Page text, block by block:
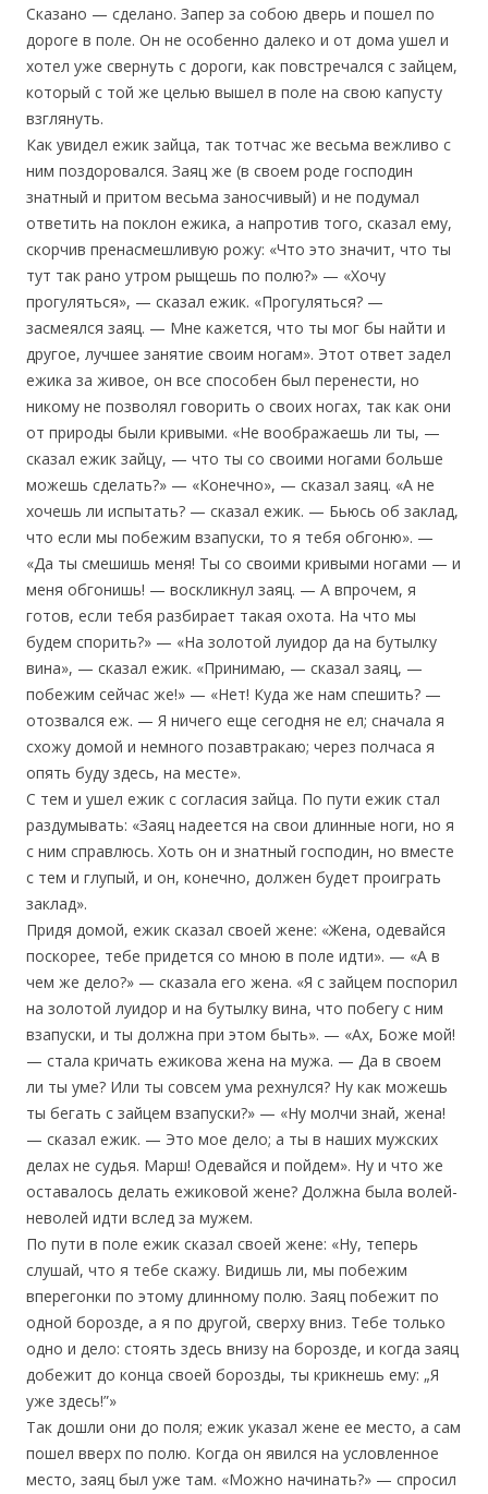
Сказано — сделано. Запер за собою дверь и пошел по
дороге в поле. Он не особенно далеко и от дома ушел и
хотел уже свернуть с дороги, как повстречался с зайцем,
который с той же целью вышел в поле на свою капусту
взглянуть.
Как увидел ежик зайца, так тотчас же весьма вежливо с
ним поздоровался. Заяц же (в своем роде господин
знатный и притом весьма заносчивый) и не подумал
ответить на поклон ежика, а напротив того, сказал ему,
скорчив пренасмешливую рожу: «Что это значит, что ты
тут так рано утром рыщешь по полю?» — «Хочу
прогуляться», — сказал ежик. «Прогуляться? —
засмеялся заяц. — Мне кажется, что ты мог бы найти и
другое, лучшее занятие своим ногам». Этот ответ задел
ежика за живое, он все способен был перенести, но
никому не позволял говорить о своих ногах, так как они
от природы были кривыми. «Не воображаешь ли ты, —
сказал ежик зайцу, — что ты со своими ногами больше
можешь сделать?» — «Конечно», — сказал заяц. «А не
хочешь ли испытать? — сказал ежик. — Бьюсь об заклад,
что если мы побежим взапуски, то я тебя обгоню». —
«Да ты смешишь меня! Ты со своими кривыми ногами — и
меня обгонишь! — воскликнул заяц. — А впрочем, я
готов, если тебя разбирает такая охота. На что мы
будем спорить?» — «На золотой луидор да на бутылку
вина», — сказал ежик. «Принимаю, — сказал заяц, —
побежим сейчас же!» — «Нет! Куда же нам спешить? —
отозвался еж. — Я ничего еще сегодня не ел; сначала я
схожу домой и немного позавтракаю; через полчаса я
опять буду здесь, на месте».
С тем и ушел ежик с согласия зайца. По пути ежик стал
раздумывать: «Заяц надеется на свои длинные ноги, но я
с ним справлюсь. Хоть он и знатный господин, но вместе
с тем и глупый, и он, конечно, должен будет проиграть
заклад».
Придя домой, ежик сказал своей жене: «Жена, одевайся
поскорее, тебе придется со мною в поле идти». — «А в
чем же дело?» — сказала его жена. «Я с зайцем поспорил
на золотой луидор и на бутылку вина, что побегу с ним
взапуски, и ты должна при этом быть». — «Ах, Боже мой!
— стала кричать ежикова жена на мужа. — Да в своем
ли ты уме? Или ты совсем ума рехнулся? Ну как можешь
ты бегать с зайцем взапуски?» — «Ну молчи знай, жена!
— сказал ежик. — Это мое дело; а ты в наших мужских
делах не судья. Марш! Одевайся и пойдем». Ну и что же
оставалось делать ежиковой жене? Должна была волей-
неволей идти вслед за мужем.
По пути в поле ежик сказал своей жене: «Ну, теперь
слушай, что я тебе скажу. Видишь ли, мы побежим
вперегонки по этому длинному полю. Заяц побежит по
одной борозде, а я по другой, сверху вниз. Тебе только
одно и дело: стоять здесь внизу на борозде, и когда заяц
добежит до конца своей борозды, ты крикнешь ему: „Я
уже здесь!”»
Так дошли они до поля; ежик указал жене ее место, а сам
пошел вверх по полю. Когда он явился на условленное
место, заяц был уже там. «Можно начинать?» — спросил